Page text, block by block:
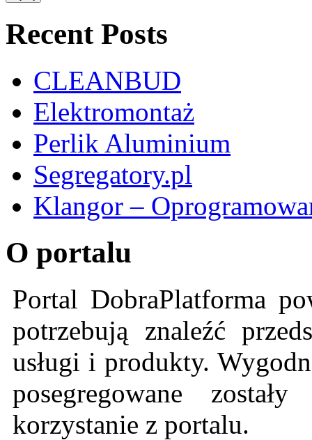
Recent Posts
CLEANBUD
Elektromontaż
Perlik Aluminium
Segregatory.pl
Klangor –
O portalu
Portal DobraPlatforma
potrzebują znaleźć
usługi i produkty.
posegregowane
korzystanie z portalu.